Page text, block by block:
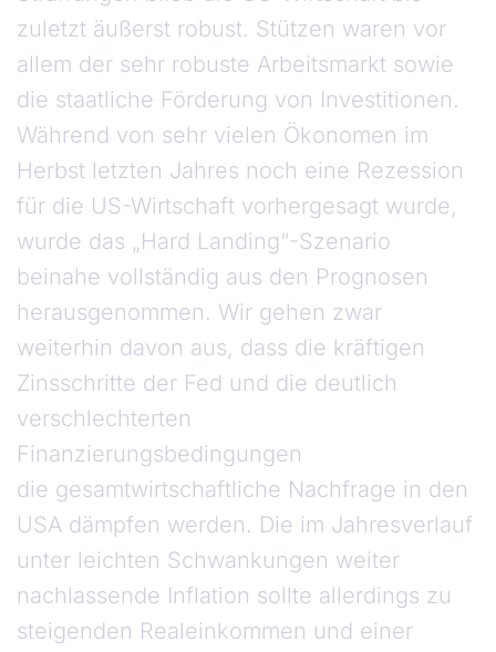
zuletzt äußerst robust. Stützen waren vor
allem der sehr robuste Arbeitsmarkt sowie
die staatliche Förderung von Investitionen.
Während von sehr vielen Ökonomen im
Herbst letzten Jahres noch eine Rezession
für die US-Wirtschaft vorhergesagt wurde,
wurde das „Hard Landing“-Szenario
beinahe vollständig aus den Prognosen
herausgenommen. Wir gehen zwar
weiterhin davon aus, dass die kräftigen
Zinsschritte der Fed und die deutlich
verschlechterten
Finanzierungsbedingungen
die gesamtwirtschaftliche Nachfrage in den
USA dämpfen werden. Die im Jahresverlauf
unter leichten Schwankungen weiter
nachlassende Inflation sollte allerdings zu
steigenden Realeinkommen und einer